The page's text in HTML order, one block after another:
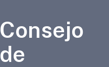
Consejo
de